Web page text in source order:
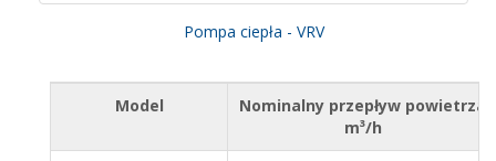
Pompa ciepła - VRV
Model
Nominalny przepływ powietrza
m³/h